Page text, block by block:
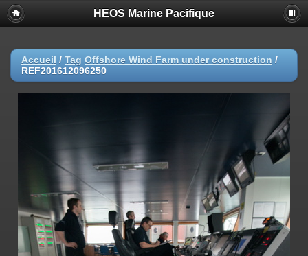
HEOS Marine Pacifique
Accueil / Tag Offshore Wind Farm under construction /
REF201612096250